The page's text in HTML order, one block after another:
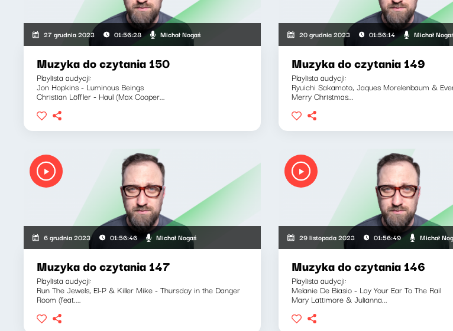
27 grudnia 2023 01:56:28 Michał Nogaś
Muzyka do czytania 150
Playlista audycji:
Jon Hopkins - Luminous Beings
Christian Löffler - Haul (Max Cooper...
20 grudnia 2023 01:56:14 Michał
Muzyka do czytania 149
Playlista audycji:
Ryuichi Sakamoto, Jaques Morelenbaum &
Merry Christmas...
6 grudnia 2023 01:56:46 Michał Nogaś
Muzyka do czytania 147
Playlista audycji:
Run The Jewels, El-P & Killer Mike - Thursday in the Danger
Room (feat....
29 listopada 2023 01:56:49 Michał
Muzyka do czytania 146
Playlista audycji:
Melanie De Biasio - Lay Your Ear To The Rail
Mary Lattimore & Julianna...